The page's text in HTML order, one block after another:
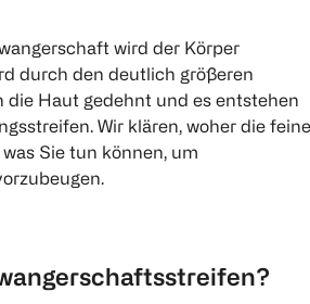
wird der Körper
durch den deutlich größeren
die Haut gedehnt und es entstehen
Wir klären, woher die
Sie tun können, um